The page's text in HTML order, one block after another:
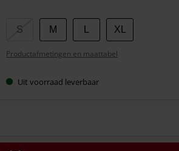
Kies
maat
S M XL
Productafmetingen en maattabel
Uit voorraad leverbaar